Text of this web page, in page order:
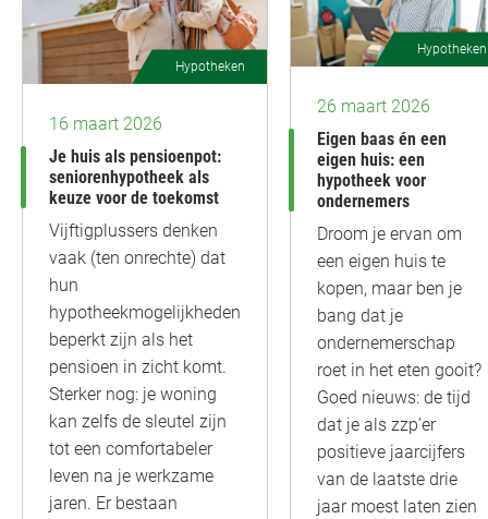
Hypotheken
16 maart 2026
Je huis als pensioenpot:
seniorenhypotheek als
keuze voor de toekomst
Vijftigplussers denken
vaak (ten onrechte) dat
hun
hypotheekmogelijkheden
beperkt zijn als het
pensioen in zicht komt.
Sterker nog: je woning
kan zelfs de sleutel zijn
tot een comfortabeler
leven na je werkzame
jaren. Er bestaan
Hypotheken
26 maart 2026
Eigen baas én een
eigen huis: een
hypotheek voor
ondernemers
Droom je ervan om
een eigen huis te
kopen, maar ben je
bang dat je
ondernemerschap
roet in het eten gooit?
Goed nieuws: de tijd
dat je als zzp’er
positieve jaarcijfers
van de laatste drie
jaar moest laten zien